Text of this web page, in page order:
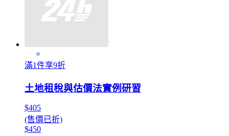
滿1件享9折
土地租稅與估價法實例研習
$405
(售價已折)
$450